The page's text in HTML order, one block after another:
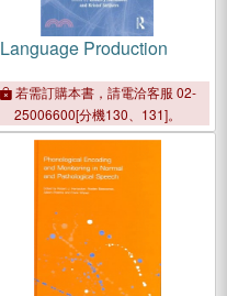
Language Production
若需訂購本書，請電洽客服 02-
25006600[分機130、131]。